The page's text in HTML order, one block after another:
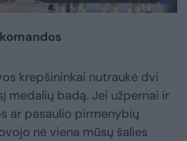
krepšininkai nutraukė dvi
medalių badą. Jei užpernai ir
ar pasaulio pirmenybių
nė viena mūsų šalies